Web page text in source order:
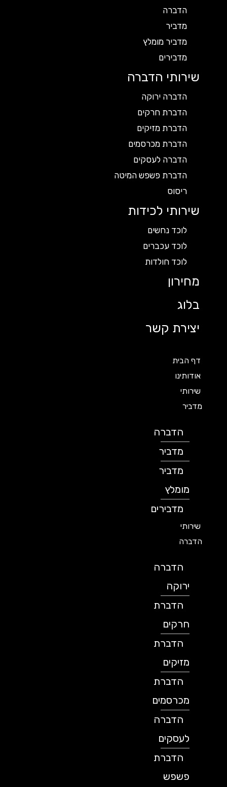
הדברה
מדביר
מדביר מומלץ
מדבירים
שירותי הדברה
הדברה ירוקה
הדברת חרקים
הדברת מזיקים
הדברת מכרסמים
הדברה לעסקים
הדברת פשפש המיטה
ריסוס
שירותי לכידות
לוכד נחשים
לוכד עכברים
לוכד חולדות
מחירון
בלוג
יצירת קשר
דף הבית
אודותינו
שירותי
מדביר
הדברה
מדביר
מדביר
מומלץ
מדבירים
שירותי
הדברה
הדברה
ירוקה
הדברת
חרקים
הדברת
מזיקים
הדברת
מכרסמים
הדברה
לעסקים
הדברת
פשפש